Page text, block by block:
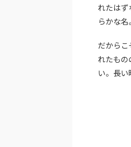
れたはず
らかな
だから
れたもの
い。長